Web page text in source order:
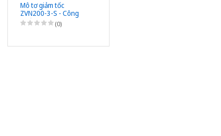
Mô tơ giảm tốc
ZVN200-3-S - Công
suất 200W (1/4HP) -
1/3 - Chân đế - 3Pha
(0)